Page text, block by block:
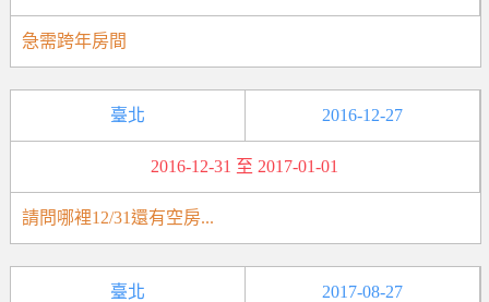
急需跨年房間
臺北 2016-12-27
2016-12-31 至 2017-01-01
請問哪裡12/31還有空房...
臺北 2017-08-27